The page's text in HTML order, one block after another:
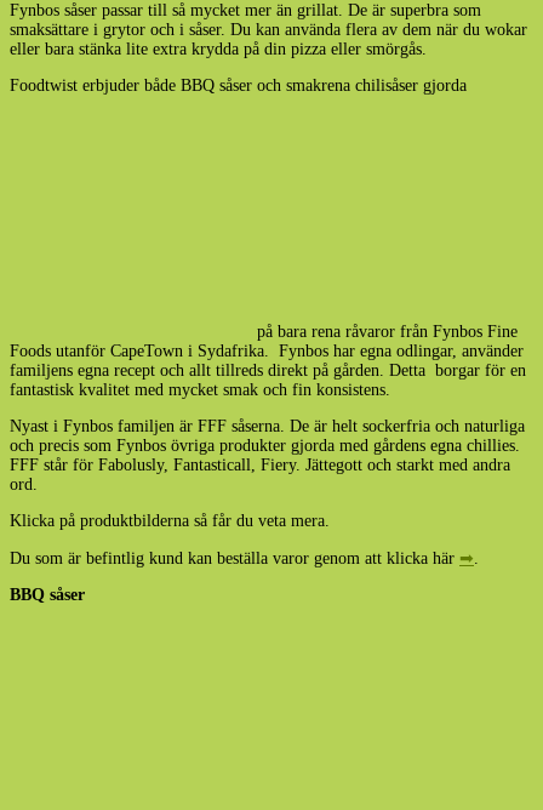
Fynbos såser passar till så mycket mer än grillat. De är superbra som
smaksättare i grytor och i såser. Du kan använda flera av dem när du wokar
eller bara stänka lite extra krydda på din pizza eller smörgås.
Foodtwist erbjuder både BBQ såser och smakrena chilisåser gjorda
på bara rena råvaror från Fynbos Fine
Foods utanför CapeTown i Sydafrika. Fynbos har egna odlingar, använder
familjens egna recept och allt tillreds direkt på gården. Detta borgar för en
fantastisk kvalitet med mycket smak och fin konsistens.
Nyast i Fynbos familjen är FFF såserna. De är helt sockerfria och naturliga
och precis som Fynbos övriga produkter gjorda med gårdens egna chillies.
FFF står för Fabolusly, Fantasticall, Fiery. Jättegott och starkt med andra
ord.
Klicka på produktbilderna så får du veta mera.
Du som är befintlig kund kan beställa varor genom att klicka här ➡.
BBQ såser